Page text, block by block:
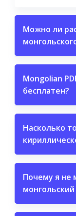
Можно ли
Mongolian
бесплатен?
Насколько
Почему я не
монгольский